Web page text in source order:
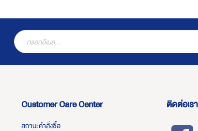
Customer Care Center
สถานะคำสั่งซื้อ
ติดต่อเรา